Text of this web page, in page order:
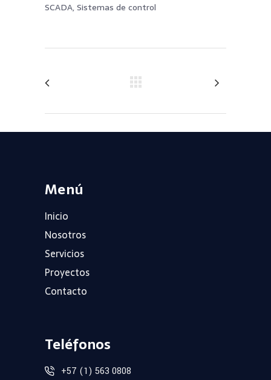
SCADA, Sistemas de control
Menú
Inicio
Nosotros
Servicios
Proyectos
Contacto
Teléfonos
+57 (1) 563 0808